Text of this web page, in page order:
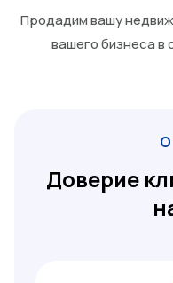
Продадим вашу
вашего бизнеса в
Доверие